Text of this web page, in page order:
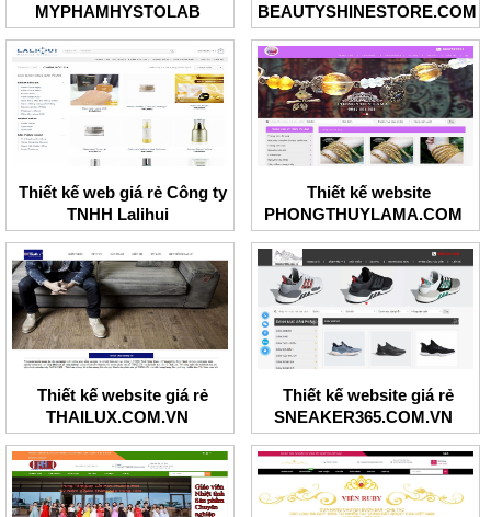
MYPHAMHYSTOLAB BEAUTYSHINESTORE.COM
Thiết kế web giá rẻ Công ty
TNHH Lalihui
Thiết kế website
PHONGTHUYLAMA.COM
Thiết kế website giá rẻ
THAILUX.COM.VN
Thiết kế website giá rẻ
SNEAKER365.COM.VN